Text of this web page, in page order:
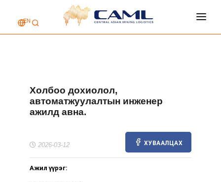
EN
НҮҮР ХУУДАС
АЖЛЫН БАЙР
ХОЛБОО БАРИХ
Холбоо дохиолол,
автоматжуулалтын инженер
ажилд авна.
2026-03-12 ХУВААЛЦАХ
Ажил үүрэг: